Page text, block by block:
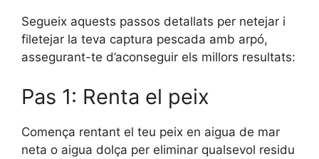
Segueix aquests passos detallats per netejar i
filetejar la teva captura pescada amb arpó,
assegurant-te d’aconseguir els millors resultats:
Pas 1: Renta el peix
Comença rentant el teu peix en aigua de mar
neta o aigua dolça per eliminar qualsevol residu